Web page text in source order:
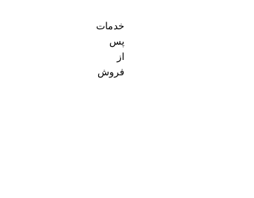
خدمات
پس
از
فروش